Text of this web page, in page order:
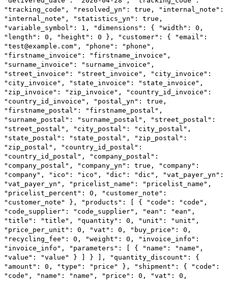
"tracking_code" , "resolved_yn" : true , "internal_note" :
"internal_note" , "statistics_yn" : true ,
"variable_symbol" : 1 , "dimensions" : { "width" : 0 ,
"length" : 0 , "height" : 0 }, "customer" : { "email" :
"test@example.com" , "phone" : "phone" ,
"firstname_invoice" : "firstname_invoice" ,
"surname_invoice" : "surname_invoice" ,
"street_invoice" : "street_invoice" , "city_invoice" :
"city_invoice" , "state_invoice" : "state_invoice" ,
"zip_invoice" : "zip_invoice" , "country_id_invoice" :
"country_id_invoice" , "postal_yn" : true ,
"firstname_postal" : "firstname_postal" ,
"surname_postal" : "surname_postal" , "street_postal" :
"street_postal" , "city_postal" : "city_postal" ,
"state_postal" : "state_postal" , "zip_postal" :
"zip_postal" , "country_id_postal" :
"country_id_postal" , "company_postal" :
"company_postal" , "company_yn" : true , "company" :
"company" , "ico" : "ico" , "dic" : "dic" , "vat_payer_yn" :
"vat_payer_yn" , "pricelist_name" : "pricelist_name" ,
"pricelist_percent" : 0 , "customer_note" :
"customer_note"
}, "products" : [ { "code" : "code" ,
"code_supplier" : "code_supplier" , "ean" : "ean" ,
"title" : "title" , "quantity" : 0 , "unit" : "unit" ,
"price_per_unit" : 0 , "vat" : 0 , "buy_price" : 0 ,
"recycling_fee" : 0 , "weight" : 0 , "invoice_info" :
"invoice_info" , "parameters" : [ { "name" : "name" ,
"value" : "value" } } ], "quantity_discount" : {
"amount" : 0 , "type" : "price" }, "shipment" : { "code" :
"code" , "name" : "name" , "price" : 0 , "vat" : 0 ,